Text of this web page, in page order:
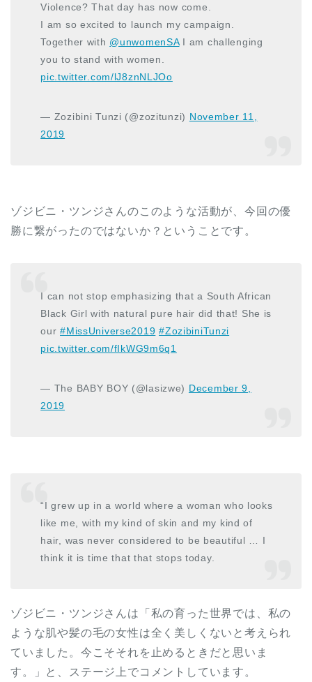
Violence? That day has now come.
I am so excited to launch my campaign.
Together with @unwomenSAI am challenging
you to stand with women.
pic.twitter.com/lJ8znNLJOo
— Zozibini Tunzi (@zozitunzi) November 11,
2019
ゾジビニ・ツンジさんのこのような活動が、今回の優
勝に繋がったのではないか？ということです。
I can not stop emphasizing that a South African
Black Girl with natural pure hair did that! She is
our#MissUniverse2019 #ZozibiniTunzi
pic.twitter.com/fIkWG9m6q1
— The BABY BOY (@lasizwe) December 9,
2019
“I grew up in a world where a woman who looks
like me, with my kind of skin and my kind of
hair, was never considered to be beautiful … I
think it is time that that stops today.
ゾジビニ・ツンジさんは「私の育った世界では、私の
ような肌や髪の毛の女性は全く美しくないと考えられ
ていました。今こそそれを止めるときだと思いま
す。」と、ステージ上でコメントしています。